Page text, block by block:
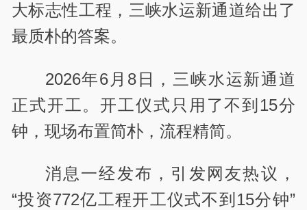
大标志性工程，三峡水运新通道给出了
最质朴的答案。
2026年6月8日，三峡水运新通道
正式开工。开工仪式只用了不到15分
钟，现场布置简朴，流程精简。
消息一经发布，引发网友热议，
“投资772亿工程开工仪式不到15分钟”